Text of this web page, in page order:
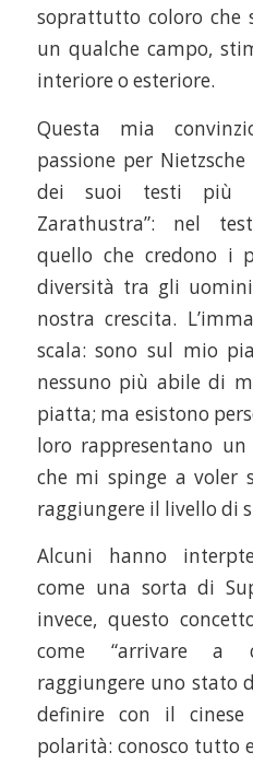
soprattutto coloro che
un qualche campo,
interiore o esteriore.
Questa mia
passione per
dei suoi testi più
Zarathustra”: nel
quello che credono i
diversità tra gli
nostra crescita.
scala: sono sul mio
nessuno più abile di
piatta; ma esistono
loro rappresentano
che mi spinge a voler
raggiungere il livello di
Alcuni hanno
come una sorta di
invece, questo
come “arrivare a
raggiungere uno stato
definire con il
polarità: conosco tutto